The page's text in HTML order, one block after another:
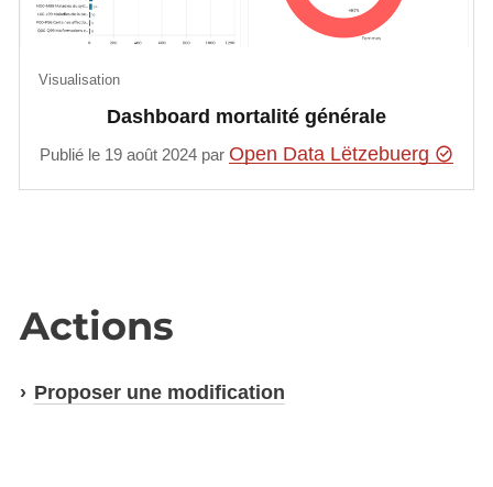
Dashboard mortalité générale
Visualisation
Publié le 19 août 2024 par Open Data Lëtzebuerg
Actions
Proposer une modification